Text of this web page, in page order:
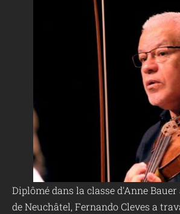
Diplômé dans la classe d'Anne
de Neuchâtel, Fernando Cleves a